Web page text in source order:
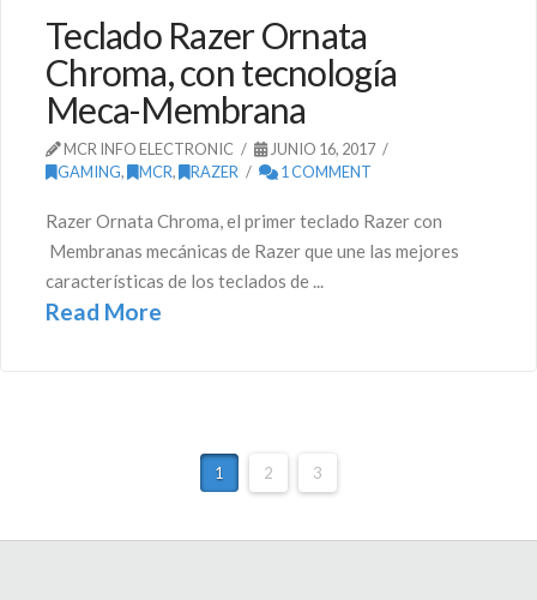
Teclado Razer Ornata
Chroma, con tecnología
Meca-Membrana
MCR INFO ELECTRONIC
JUNIO 16, 2017
GAMING, MCR, RAZER 1 COMMENT
Razer Ornata Chroma, el primer teclado Razer con
Membranas mecánicas de Razer que une las mejores
características de los teclados de ...
Read More
1 2 3